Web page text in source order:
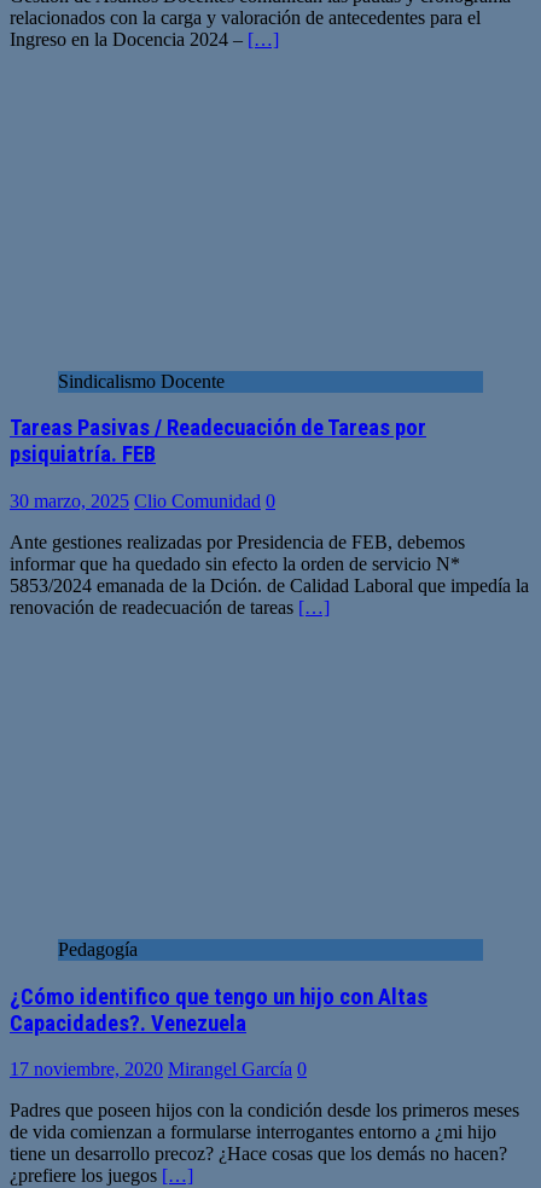
relacionados con la carga y valoración de antecedentes para el
Ingreso en la Docencia 2024 – […]
Sindicalismo Docente
Tareas Pasivas / Readecuación de Tareas por
psiquiatría. FEB
30 marzo, 2025 Clio Comunidad 0
Ante gestiones realizadas por Presidencia de FEB, debemos
informar que ha quedado sin efecto la orden de servicio N*
5853/2024 emanada de la Dción. de Calidad Laboral que impedía la
renovación de readecuación de tareas […]
Pedagogía
¿Cómo identifico que tengo un hijo con Altas
Capacidades?. Venezuela
17 noviembre, 2020 Mirangel García 0
Padres que poseen hijos con la condición desde los primeros meses
de vida comienzan a formularse interrogantes entorno a ¿mi hijo
tiene un desarrollo precoz? ¿Hace cosas que los demás no hacen?
¿prefiere los juegos […]